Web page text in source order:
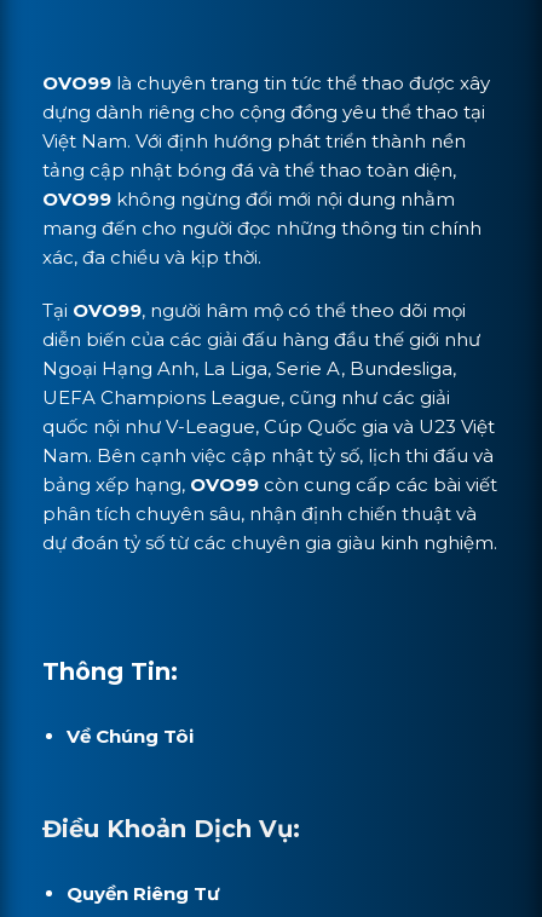
OVO99 là chuyên trang tin tức thể thao được xây
dựng dành riêng cho cộng đồng yêu thể thao tại
Việt Nam. Với định hướng phát triển thành nền
tảng cập nhật bóng đá và thể thao toàn diện,
OVO99 không ngừng đổi mới nội dung nhằm
mang đến cho người đọc những thông tin chính
xác, đa chiều và kịp thời.
Tại OVO99, người hâm mộ có thể theo dõi mọi
diễn biến của các giải đấu hàng đầu thế giới như
Ngoại Hạng Anh, La Liga, Serie A, Bundesliga,
UEFA Champions League, cũng như các giải
quốc nội như V-League, Cúp Quốc gia và U23 Việt
Nam. Bên cạnh việc cập nhật tỷ số, lịch thi đấu và
bảng xếp hạng, OVO99 còn cung cấp các bài viết
phân tích chuyên sâu, nhận định chiến thuật và
dự đoán tỷ số từ các chuyên gia giàu kinh nghiệm.
Thông Tin:
Về Chúng Tôi
Điều Khoản Dịch Vụ:
Quyền Riêng Tư